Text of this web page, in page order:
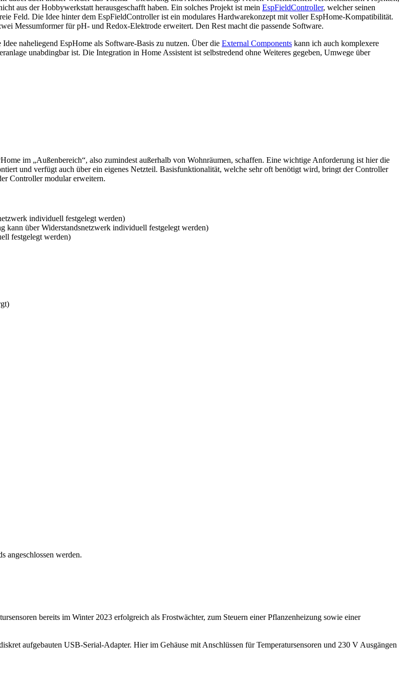
aus der Hobbywerkstatt herausgeschafft haben. Ein solches Projekt ist mein EspFieldController, welcher seinen
Feld. Die Idee hinter dem EspFieldController ist ein modulares Hardwarekonzept mit voller EspHome-Kompatibilität.
Messumformer für pH- und Redox-Elektrode erweitert. Den Rest macht die passende Software.
naheliegend EspHome als Software-Basis zu nutzen. Über die External Components kann ich auch komplexere
unabdingbar ist. Die Integration in Home Assistent ist selbstredend ohne Weiteres gegeben, Umwege über
im „Außenbereich“, also zumindest außerhalb von Wohnräumen, schaffen. Eine wichtige Anforderung ist hier die
und verfügt auch über ein eigenes Netzteil. Basisfunktionalität, welche sehr oft benötigt wird, bringt der Controller
Controller modular erweitern.
individuell festgelegt werden)
kann über Widerstandsnetzwerk individuell festgelegt werden)
festgelegt werden)
angeschlossen werden.
bereits im Winter 2023 erfolgreich als Frostwächter, zum Steuern einer Pflanzenheizung sowie einer
aufgebauten USB-Serial-Adapter. Hier im Gehäuse mit Anschlüssen für Temperatursensoren und 230 V Ausgängen